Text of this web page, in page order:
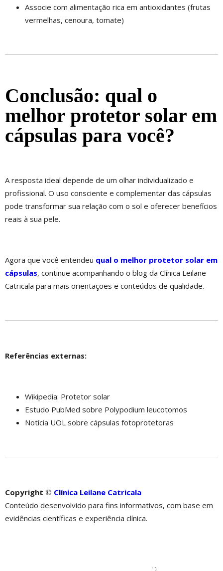
Associe com alimentação rica em antioxidantes (frutas
vermelhas, cenoura, tomate)
Conclusão: qual o
melhor protetor solar em
cápsulas para você?
A resposta ideal depende de um olhar individualizado e
profissional. O uso consciente e complementar das cápsulas
pode transformar sua relação com o sol e oferecer benefícios
reais à sua pele.
Agora que você entendeu qual o melhor protetor solar em
cápsulas, continue acompanhando o blog da Clínica Leilane
Catricala para mais orientações e conteúdos de qualidade.
Referências externas:
Wikipedia: Protetor solar
Estudo PubMed sobre Polypodium leucotomos
Notícia UOL sobre cápsulas fotoprotetoras
Copyright © Clínica Leilane Catricala
Conteúdo desenvolvido para fins informativos, com base em
evidências científicas e experiência clínica.